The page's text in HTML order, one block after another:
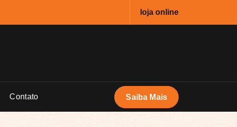
loja online
Contato Saiba Mais